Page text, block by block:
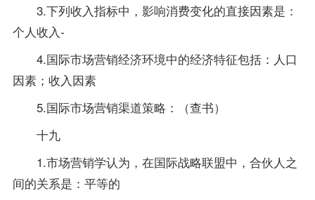
3.下列收入指标中，影响消费变化的直接因素是：
个人收入-
4.国际市场营销经济环境中的经济特征包括：人口
因素；收入因素
5.国际市场营销渠道策略：（查书）
十九
1.市场营销学认为，在国际战略联盟中，合伙人之
间的关系是：平等的